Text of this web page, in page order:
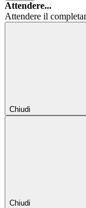
Attendere...
Attendere il
Chiudi
Chiudi